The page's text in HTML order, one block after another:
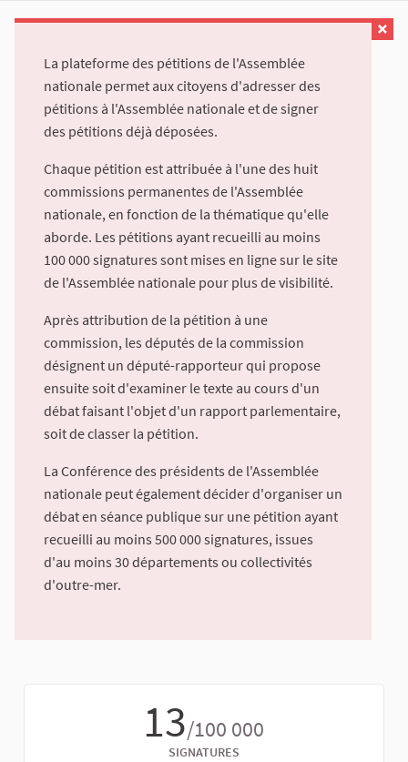
La plateforme des pétitions de l'Assemblée
nationale permet aux citoyens d'adresser des
pétitions à l'Assemblée nationale et de signer
des pétitions déjà déposées.
Chaque pétition est attribuée à l'une des huit
commissions permanentes de l'Assemblée
nationale, en fonction de la thématique qu'elle
aborde. Les pétitions ayant recueilli au moins
100 000 signatures sont mises en ligne sur le site
de l'Assemblée nationale pour plus de visibilité.
Après attribution de la pétition à une
commission, les députés de la commission
désignent un député-rapporteur qui propose
ensuite soit d'examiner le texte au cours d'un
débat faisant l'objet d'un rapport parlementaire,
soit de classer la pétition.
La Conférence des présidents de l'Assemblée
nationale peut également décider d'organiser un
débat en séance publique sur une pétition ayant
recueilli au moins 500 000 signatures, issues
d'au moins 30 départements ou collectivités
d'outre-mer.
13/100 000
SIGNATURES